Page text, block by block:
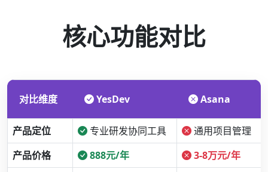
核心功能对比
对比维度 YesDev Asana
产品定位 专业研发协同工具
通用项目管理
产品价格
888元/年
3-8万元/年